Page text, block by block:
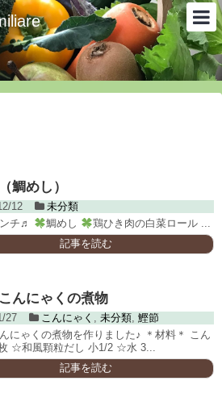
鯛めし）
12
未分類
チ♬
鯛めし
鶏ひき肉の白菜ロール ...
記事を読む
んにゃくの煮物
27 こんにゃく , 未分類, 鰹節
にゃくの煮物を作りました♪ ＊材料＊ こん
☆和風顆粒だし 小1/2 ☆水 3...
記事を読む